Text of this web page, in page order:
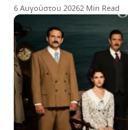
6 Αυγούστου 20262 Min Read